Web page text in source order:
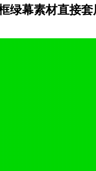
绿幕素材直接